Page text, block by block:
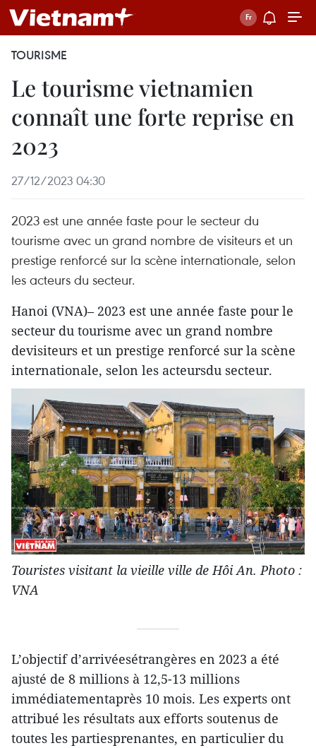
TOURISME
Le tourisme vietnamien
connaît une forte reprise en
2023
27/12/2023 04:30
2023 est une année faste pour le secteur du
tourisme avec un grand nombre de visiteurs et un
prestige renforcé sur la scène internationale, selon
les acteurs du secteur.
Hanoi (VNA)– 2023 est une année faste pour le
secteur du tourisme avec un grand nombre
devisiteurs et un prestige renforcé sur la scène
internationale, selon les acteursdu secteur.
Touristes visitant la vieille ville de Hôi An. Photo :
VNA
L’objectif d’arrivéesétrangères en 2023 a été
ajusté de 8 millions à 12,5-13 millions
immédiatementaprès 10 mois. Les experts ont
attribué les résultats aux efforts soutenus de
toutes les partiesprenantes, en particulier du